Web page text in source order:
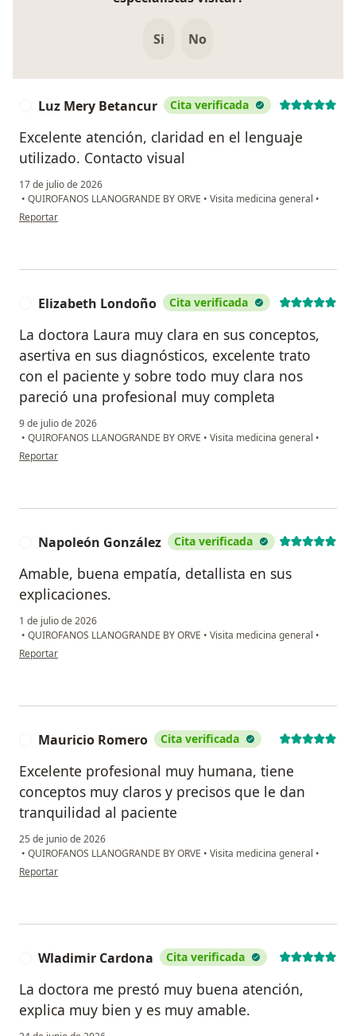
Si No
Luz Mery Betancur Cita verificada
Excelente atención, claridad en el lenguaje
utilizado. Contacto visual
17 de julio de 2026
• QUIROFANOS LLANOGRANDE BY ORVE • Visita medicina general •
en opinión del usuario Luz Mery Betancur
Reportar
Elizabeth Londoño Cita verificada
La doctora Laura muy clara en sus conceptos,
asertiva en sus diagnósticos, excelente trato
con el paciente y sobre todo muy clara nos
pareció una profesional muy completa
9 de julio de 2026
• QUIROFANOS LLANOGRANDE BY ORVE • Visita medicina general •
en opinión del usuario Elizabeth Londoño
Reportar
Napoleón González Cita verificada
Amable, buena empatía, detallista en sus
explicaciones.
1 de julio de 2026
• QUIROFANOS LLANOGRANDE BY ORVE • Visita medicina general •
en opinión del usuario Napoleón González
Reportar
Mauricio Romero Cita verificada
Excelente profesional muy humana, tiene
conceptos muy claros y precisos que le dan
tranquilidad al paciente
25 de junio de 2026
• QUIROFANOS LLANOGRANDE BY ORVE • Visita medicina general •
en opinión del usuario Mauricio Romero
Reportar
Wladimir Cardona Cita verificada
La doctora me prestó muy buena atención,
explica muy bien y es muy amable.